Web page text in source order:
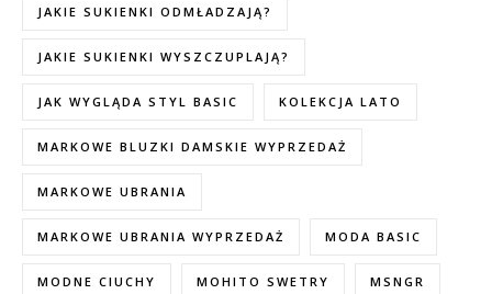
JAKIE SUKIENKI ODMŁADZAJĄ?
JAKIE SUKIENKI WYSZCZUPLAJĄ?
JAK WYGLĄDA STYL BASIC KOLEKCJA LATO
MARKOWE BLUZKI DAMSKIE WYPRZEDAŻ
MARKOWE UBRANIA
MARKOWE UBRANIA WYPRZEDAŻ MODA BASIC
MODNE CIUCHY MOHITO SWETRY MSNGR